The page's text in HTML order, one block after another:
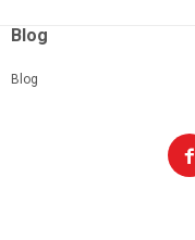

Blog
Blog